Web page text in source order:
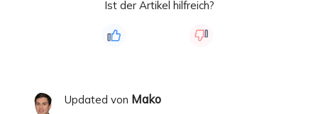
Ist der Artikel hilfreich?
Updated von Mako